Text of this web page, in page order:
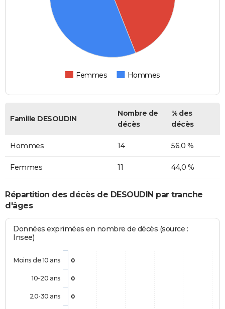
Femmes Hommes
Famille DESOUDIN
Nombre de
décès
% des
décès
Hommes 14 56,0 %
Femmes 11 44,0 %
Répartition des décès de DESOUDIN par tranche
d'âges
Données exprimées en nombre de décès (source :
Insee)
0
0
0
Moins de 10 ans
10-20 ans
20-30 ans